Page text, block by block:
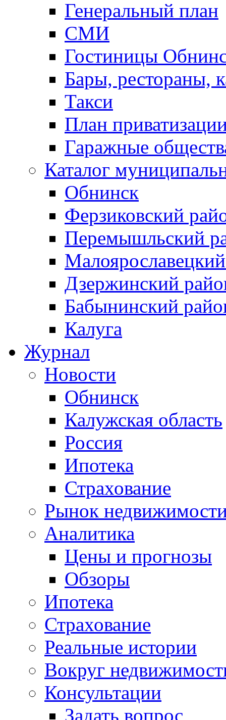
Генеральный план
СМИ
Гостиницы
Бары, рестораны,
Такси
План
Гаражные
Каталог
Обнинск
Ферзиковский
Перемышльский
Дзержинский
Бабынинский
Калуга
Журнал
Новости
Обнинск
Калужская область
Россия
Ипотека
Страхование
Рынок
Аналитика
Цены и прогнозы
Обзоры
Ипотека
Страхование
Реальные истории
Вокруг
Консультации
Задать вопрос